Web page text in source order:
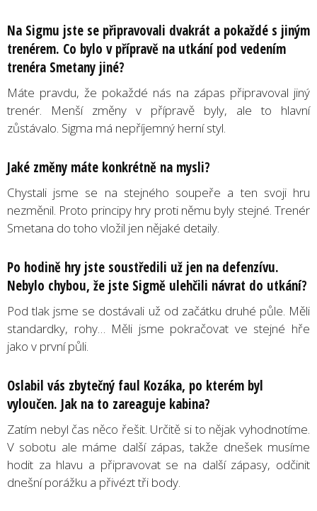
Na Sigmu jste se připravovali dvakrát a pokaždé s jiným
trenérem. Co bylo v přípravě na utkání pod vedením
trenéra Smetany jiné?
Máte pravdu, že pokaždé nás na zápas připravoval jiný
trenér. Menší změny v přípravě byly, ale to hlavní
zůstávalo. Sigma má nepříjemný herní styl.
Jaké změny máte konkrétně na mysli?
Chystali jsme se na stejného soupeře a ten svoji hru
nezměnil. Proto principy hry proti němu byly stejné. Trenér
Smetana do toho vložil jen nějaké detaily.
Po hodině hry jste soustředili už jen na defenzívu.
Nebylo chybou, že jste Sigmě ulehčili návrat do utkání?
Pod tlak jsme se dostávali už od začátku druhé půle. Měli
standardky, rohy… Měli jsme pokračovat ve stejné hře
jako v první půli.
Oslabil vás zbytečný faul Kozáka, po kterém byl
vyloučen. Jak na to zareaguje kabina?
Zatím nebyl čas něco řešit. Určitě si to nějak vyhodnotíme.
V sobotu ale máme další zápas, takže dnešek musíme
hodit za hlavu a připravovat se na další zápasy, odčinit
dnešní porážku a přivézt tři body.